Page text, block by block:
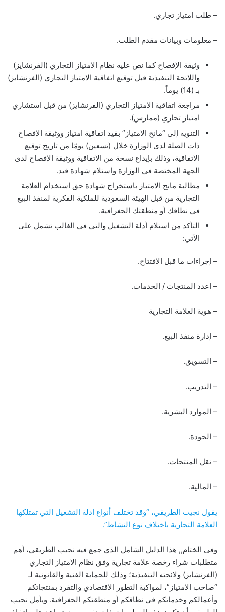
– طلب امتياز تجاري.
– معلومات وبيانات مقدم الطلب.
وثيقة الإفصاح كما نص عليه نظام الامتياز التجاري (الفرنشايز)
واللائحة التنفيذية قبل توقيع اتفاقية الامتياز التجاري (الفرنشايز)
بـ (14) يوماً.
مراجعة اتفاقية الامتياز التجاري (الفرنشايز) من قبل استشاري
امتياز تجاري (ممارس).
التنويه إلى “مانح الامتياز” بقيد اتفاقية امتياز ووثيقة الإفصاح
ذات الصلة لدى الوزارة خلال (تسعين) يومًا من تاريخ توقيع
الاتفاقية، وذلك بإيداع نسخة من الاتفاقية ووثيقة الإفصاح لدى
الجهة المختصة في الوزارة واستلام شهادة قيد.
مطالبة مانح الامتياز باستخراج شهادة حق استخدام العلامة
التجارية من قبل الهيئة السعودية للملكية الفكرية لمنفذ البيع
في نطاقك أو منطقتك الجغرافية.
التأكد من استلام أدلة التشغيل والتي في الغالب تشمل على
الآتي:
– إجراءات ما قبل الافتتاح.
– اعدد المنتجات / الخدمات.
– هوية العلامة التجارية
– إدارة منفذ البيع.
– التسويق.
– التدريب.
– الموارد البشرية.
– الجودة.
– نقل المنتجات.
– المالية.
يقول نجيب الطريقي، “وقد تختلف أنواع ادلة التشغيل التي تمتلكها
العلامة التجارية باختلاف نوع النشاط”.
وفى الختام,, هذا الدليل الشامل الذي جمع فيه نجيب الطريقي، أهم
متطلبات شراء رخصة علامة تجارية وفق نظام الامتياز التجاري
(الفرنشايز) ولائحته التنفيذية؛ وذلك للحماية الفنية والقانونية لـ
“صاحب الامتياز”، لمواكبة التطور الاقتصادي والتفرد بمنتجاتكم
وأعمالكم وخدماتكم في نطاقكم أو منطقتكم الجغرافية. ويأمل نجيب